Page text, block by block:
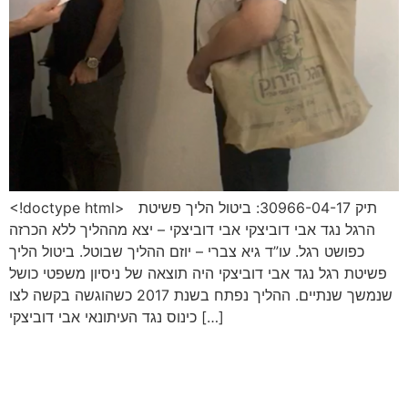
<!doctype html> תיק 30966-04-17: ביטול הליך פשיטת
הרגל נגד אבי דוביצקי אבי דוביצקי – יצא מההליך ללא הכרזה
כפושט רגל. עו”ד גיא צברי – יוזם ההליך שבוטל. ביטול הליך
פשיטת רגל נגד אבי דוביצקי היה תוצאה של ניסיון משפטי כושל
שנמשך שנתיים. ההליך נפתח בשנת 2017 כשהוגשה בקשה לצו
כינוס נגד העיתונאי אבי דוביצקי […]